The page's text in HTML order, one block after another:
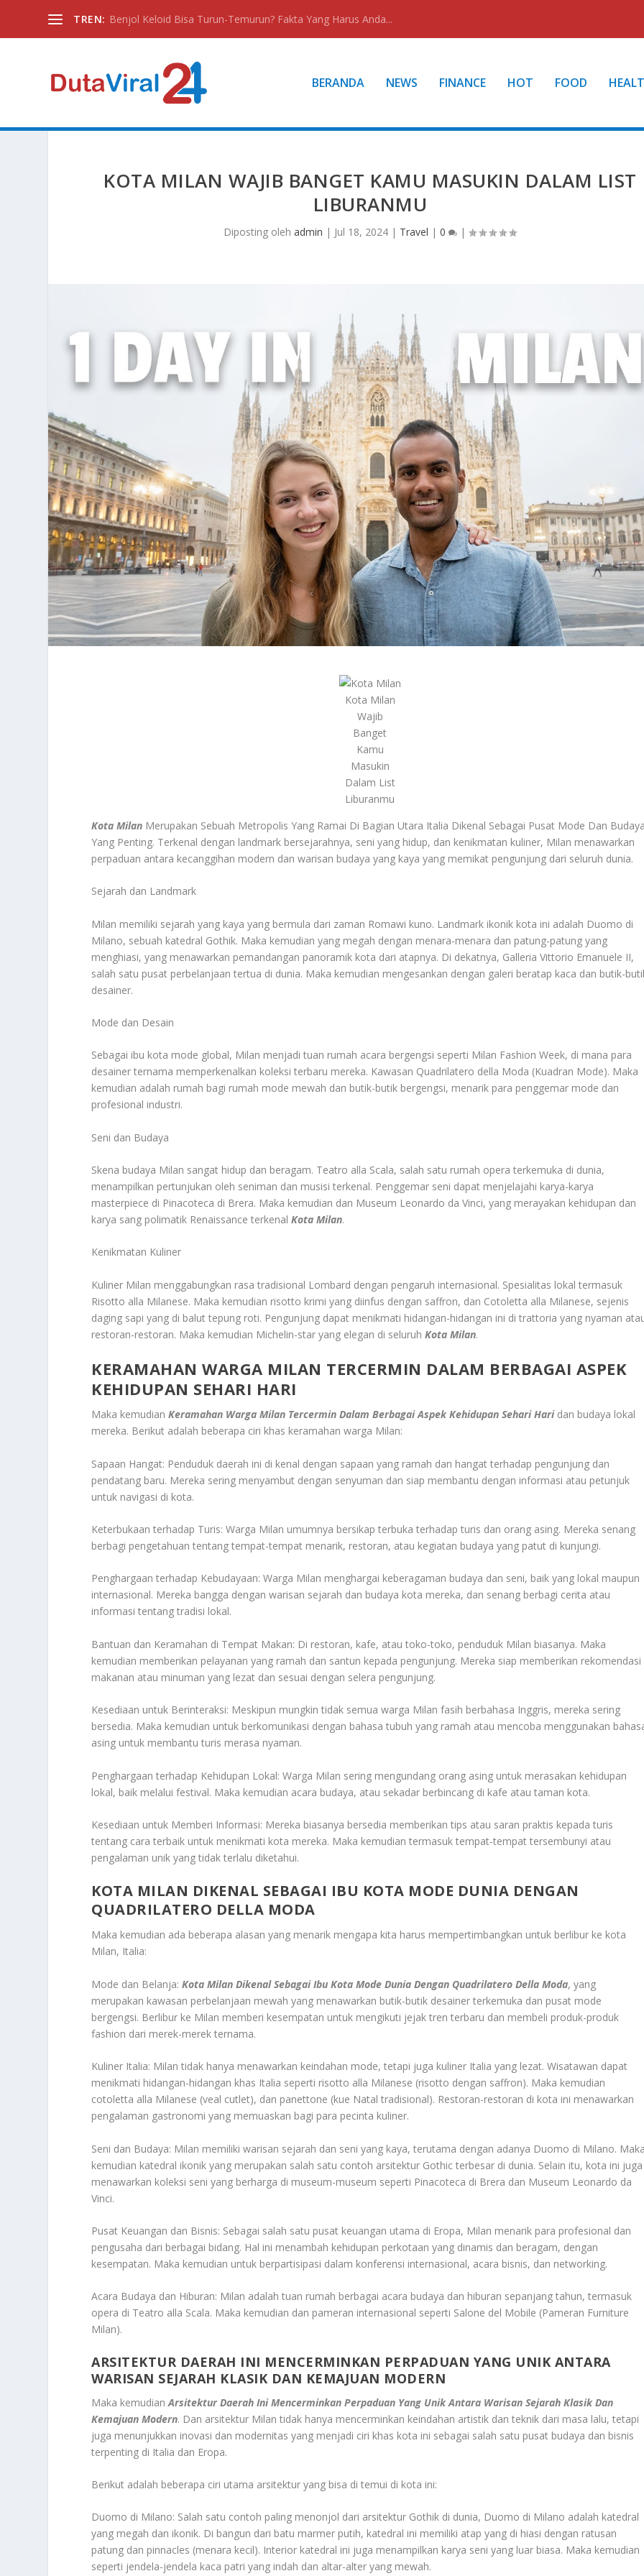
TREN: Benjol Keloid Bisa Turun-Temurun? Fakta Yang Harus Anda...
BERANDA NEWS FINANCE HOT FOOD
KOTA MILAN WAJIB BANGET KAMU MASUKIN DALAM LIST
LIBURANMU
Diposting olehadmin | Jul 18, 2024 | Travel |0 |
Kota Milan
Wajib
Banget
Kamu
Masukin
Dalam List
Liburanmu
Kota Milan Merupakan Sebuah Metropolis Yang Ramai Di Bagian Utara Italia Dikenal Sebagai Pusat Mode Dan
Yang Penting. Terkenal dengan landmark bersejarahnya, seni yang hidup, dan kenikmatan kuliner, Milan menawarkan
perpaduan antara kecanggihan modern dan warisan budaya yang kaya yang memikat pengunjung dari seluruh dunia.
Sejarah dan Landmark
Milan memiliki sejarah yang kaya yang bermula dari zaman Romawi kuno. Landmark ikonik kota ini adalah Duomo di
Milano, sebuah katedral Gothik. Maka kemudian yang megah dengan menara-menara dan patung-patung yang
menghiasi, yang menawarkan pemandangan panoramik kota dari atapnya. Di dekatnya, Galleria Vittorio Emanuele II,
salah satu pusat perbelanjaan tertua di dunia. Maka kemudian mengesankan dengan galeri beratap kaca dan butik-
desainer.
Mode dan Desain
Sebagai ibu kota mode global, Milan menjadi tuan rumah acara bergengsi seperti Milan Fashion Week, di mana para
desainer ternama memperkenalkan koleksi terbaru mereka. Kawasan Quadrilatero della Moda (Kuadran Mode). Maka
kemudian adalah rumah bagi rumah mode mewah dan butik-butik bergengsi, menarik para penggemar mode dan
profesional industri.
Seni dan Budaya
Skena budaya Milan sangat hidup dan beragam. Teatro alla Scala, salah satu rumah opera terkemuka di dunia,
menampilkan pertunjukan oleh seniman dan musisi terkenal. Penggemar seni dapat menjelajahi karya-karya
masterpiece di Pinacoteca di Brera. Maka kemudian dan Museum Leonardo da Vinci, yang merayakan kehidupan dan
karya sang polimatik Renaissance terkenal Kota Milan.
Kenikmatan Kuliner
Kuliner Milan menggabungkan rasa tradisional Lombard dengan pengaruh internasional. Spesialitas lokal termasuk
Risotto alla Milanese. Maka kemudian risotto krimi yang diinfus dengan saffron, dan Cotoletta alla Milanese, sejenis
daging sapi yang di balut tepung roti. Pengunjung dapat menikmati hidangan-hidangan ini di trattoria yang nyaman
restoran-restoran. Maka kemudian Michelin-star yang elegan di seluruhKota Milan.
KERAMAHAN WARGA MILAN TERCERMIN DALAM BERBAGAI ASPEK
KEHIDUPAN SEHARI HARI
Maka kemudianKeramahan Warga Milan Tercermin Dalam Berbagai Aspek Kehidupan Sehari Haridan budaya lokal
mereka. Berikut adalah beberapa ciri khas keramahan warga Milan:
Sapaan Hangat: Penduduk daerah ini di kenal dengan sapaan yang ramah dan hangat terhadap pengunjung dan
pendatang baru. Mereka sering menyambut dengan senyuman dan siap membantu dengan informasi atau petunjuk
untuk navigasi di kota.
Keterbukaan terhadap Turis: Warga Milan umumnya bersikap terbuka terhadap turis dan orang asing. Mereka senang
berbagi pengetahuan tentang tempat-tempat menarik, restoran, atau kegiatan budaya yang patut di kunjungi.
Penghargaan terhadap Kebudayaan: Warga Milan menghargai keberagaman budaya dan seni, baik yang lokal maupun
internasional. Mereka bangga dengan warisan sejarah dan budaya kota mereka, dan senang berbagi cerita atau
informasi tentang tradisi lokal.
Bantuan dan Keramahan di Tempat Makan: Di restoran, kafe, atau toko-toko, penduduk Milan biasanya. Maka
kemudian memberikan pelayanan yang ramah dan santun kepada pengunjung. Mereka siap memberikan rekomendasi
makanan atau minuman yang lezat dan sesuai dengan selera pengunjung.
Kesediaan untuk Berinteraksi: Meskipun mungkin tidak semua warga Milan fasih berbahasa Inggris, mereka sering
bersedia. Maka kemudian untuk berkomunikasi dengan bahasa tubuh yang ramah atau mencoba menggunakan
asing untuk membantu turis merasa nyaman.
Penghargaan terhadap Kehidupan Lokal: Warga Milan sering mengundang orang asing untuk merasakan kehidupan
lokal, baik melalui festival. Maka kemudian acara budaya, atau sekadar berbincang di kafe atau taman kota.
Kesediaan untuk Memberi Informasi: Mereka biasanya bersedia memberikan tips atau saran praktis kepada turis
tentang cara terbaik untuk menikmati kota mereka. Maka kemudian termasuk tempat-tempat tersembunyi atau
pengalaman unik yang tidak terlalu diketahui.
KOTA MILAN DIKENAL SEBAGAI IBU KOTA MODE DUNIA DENGAN
QUADRILATERO DELLA MODA
Maka kemudian ada beberapa alasan yang menarik mengapa kita harus mempertimbangkan untuk berlibur ke kota
Milan, Italia:
Mode dan Belanja:Kota Milan Dikenal Sebagai Ibu Kota Mode Dunia Dengan Quadrilatero Della Moda, yang
merupakan kawasan perbelanjaan mewah yang menawarkan butik-butik desainer terkemuka dan pusat mode
bergengsi. Berlibur ke Milan memberi kesempatan untuk mengikuti jejak tren terbaru dan membeli produk-produk
fashion dari merek-merek ternama.
Kuliner Italia: Milan tidak hanya menawarkan keindahan mode, tetapi juga kuliner Italia yang lezat. Wisatawan dapat
menikmati hidangan-hidangan khas Italia seperti risotto alla Milanese (risotto dengan saffron). Maka kemudian
cotoletta alla Milanese (veal cutlet), dan panettone (kue Natal tradisional). Restoran-restoran di kota ini menawarkan
pengalaman gastronomi yang memuaskan bagi para pecinta kuliner.
Seni dan Budaya: Milan memiliki warisan sejarah dan seni yang kaya, terutama dengan adanya Duomo di Milano.
kemudian katedral ikonik yang merupakan salah satu contoh arsitektur Gothic terbesar di dunia. Selain itu, kota ini juga
menawarkan koleksi seni yang berharga di museum-museum seperti Pinacoteca di Brera dan Museum Leonardo da
Vinci.
Pusat Keuangan dan Bisnis: Sebagai salah satu pusat keuangan utama di Eropa, Milan menarik para profesional dan
pengusaha dari berbagai bidang. Hal ini menambah kehidupan perkotaan yang dinamis dan beragam, dengan
kesempatan. Maka kemudian untuk berpartisipasi dalam konferensi internasional, acara bisnis, dan networking.
Acara Budaya dan Hiburan: Milan adalah tuan rumah berbagai acara budaya dan hiburan sepanjang tahun, termasuk
opera di Teatro alla Scala. Maka kemudian dan pameran internasional seperti Salone del Mobile (Pameran Furniture
Milan).
ARSITEKTUR DAERAH INI MENCERMINKAN PERPADUAN YANG UNIK ANTARA
WARISAN SEJARAH KLASIK DAN KEMAJUAN MODERN
Maka kemudianArsitektur Daerah Ini Mencerminkan Perpaduan Yang Unik Antara Warisan Sejarah Klasik Dan
Kemajuan Modern. Dan arsitektur Milan tidak hanya mencerminkan keindahan artistik dan teknik dari masa lalu, tetapi
juga menunjukkan inovasi dan modernitas yang menjadi ciri khas kota ini sebagai salah satu pusat budaya dan bisnis
terpenting di Italia dan Eropa.
Berikut adalah beberapa ciri utama arsitektur yang bisa di temui di kota ini:
Duomo di Milano: Salah satu contoh paling menonjol dari arsitektur Gothik di dunia, Duomo di Milano adalah katedral
yang megah dan ikonik. Di bangun dari batu marmer putih, katedral ini memiliki atap yang di hiasi dengan ratusan
patung dan pinnacles (menara kecil). Interior katedral ini juga menampilkan karya seni yang luar biasa. Maka kemudian
seperti jendela-jendela kaca patri yang indah dan altar-alter yang mewah.